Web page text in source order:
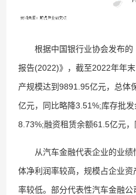
根据中国银行业协会发布的
报告(2022)》，截至2022年年
产规模达到9891.95亿元，总体
亿元，同比略降3.51%;库存批
8.73%;融资租赁余额61.5亿元，
从汽车金融代表企业的业绩
体净利润率较高，规模占企业
率较低。部分代表性汽车金融